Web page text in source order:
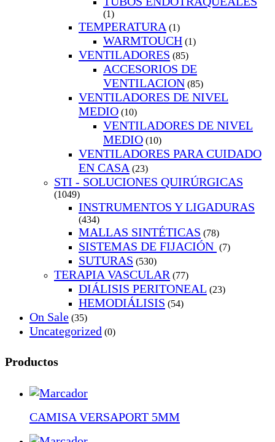
(1)
TEMPERATURA (1)
WARMTOUCH (1)
VENTILADORES (85)
ACCESORIOS DE
VENTILACION (85)
VENTILADORES DE NIVEL
MEDIO (10)
VENTILADORES DE NIVEL
MEDIO (10)
VENTILADORES PARA CUIDADO
EN CASA (23)
STI - SOLUCIONES QUIRÚRGICAS
(1049)
INSTRUMENTOS Y LIGADURAS
(434)
MALLAS SINTÉTICAS (78)
SISTEMAS DE FIJACIÓN (7)
SUTURAS (530)
TERAPIA VASCULAR (77)
DIÁLISIS PERITONEAL (23)
HEMODIÁLISIS (54)
On Sale (35)
Uncategorized (0)
Productos
CAMISA VERSAPORT 5MM